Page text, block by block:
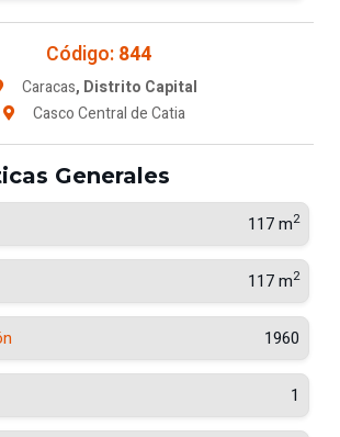
Código: 844
Caracas, Distrito Capital
Casco Central de Catia
Generales
117 m2
117 m2
1960
1